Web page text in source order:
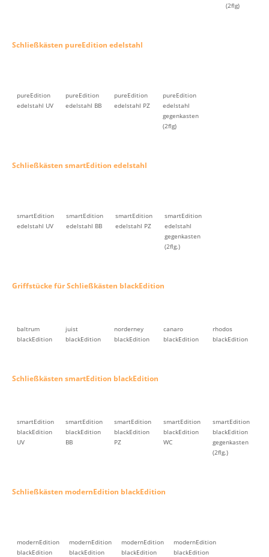
(2flg)
Schließkästen pureEdition edelstahl
pureEdition
edelstahl UV
pureEdition
edelstahl BB
pureEdition
edelstahl PZ
pureEdition
edelstahl
gegenkasten
(2flg)
Schließkästen smartEdition edelstahl
smartEdition
edelstahl UV
smartEdition
edelstahl BB
smartEdition
edelstahl PZ
smartEdition
edelstahl
gegenkasten
(2flg.)
Griffstücke für Schließkästen blackEdition
baltrum
blackEdition
juist
blackEdition
norderney
blackEdition
canaro
blackEdition
rhodos
blackEdition
Schließkästen smartEdition blackEdition
smartEdition
blackEdition
UV
smartEdition
blackEdition
BB
smartEdition
blackEdition
PZ
smartEdition
blackEdition
WC
smartEdition
blackEdition
gegenkasten
(2flg.)
Schließkästen modernEdition blackEdition
modernEdition
blackEdition
modernEdition
blackEdition
modernEdition
blackEdition
modernEdition
blackEdition